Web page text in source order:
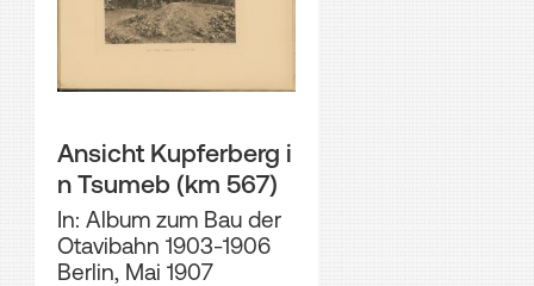
Ansicht Kupferberg i
n Tsumeb (km 567)
In: Album zum Bau der
Otavibahn 1903-1906
Berlin, Mai 1907